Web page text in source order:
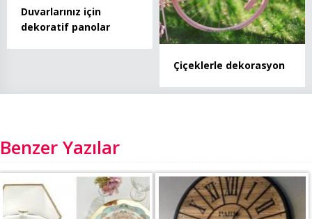
Duvarlarınız için
dekoratif panolar
Çiçeklerle dekorasyon
Benzer Yazılar